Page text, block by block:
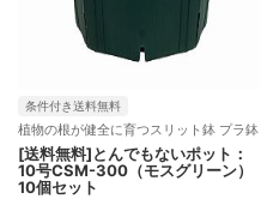
条件付き送料無料
植物の根が健全に育つスリット鉢 プラ鉢
[送料無料]とんでもないポット：
10号CSM-300（モスグリーン）
10個セット